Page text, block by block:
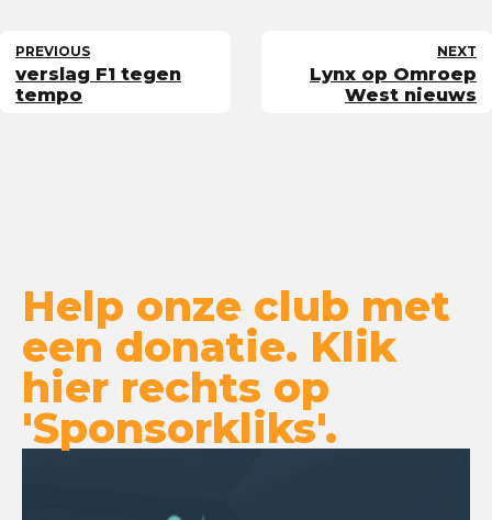
PREVIOUS
verslag F1 tegen
tempo
NEXT
Lynx op Omroep
West nieuws
Help onze club met
een donatie. Klik
hier rechts op
'Sponsorkliks'.